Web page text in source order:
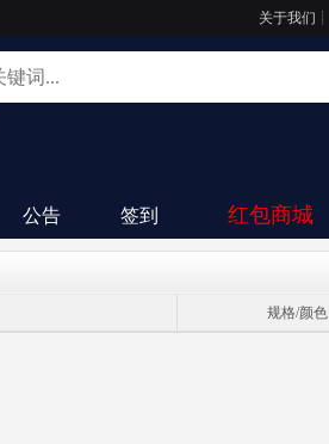
关于我们 ┊
公告 签到 红包商城
规格/颜色